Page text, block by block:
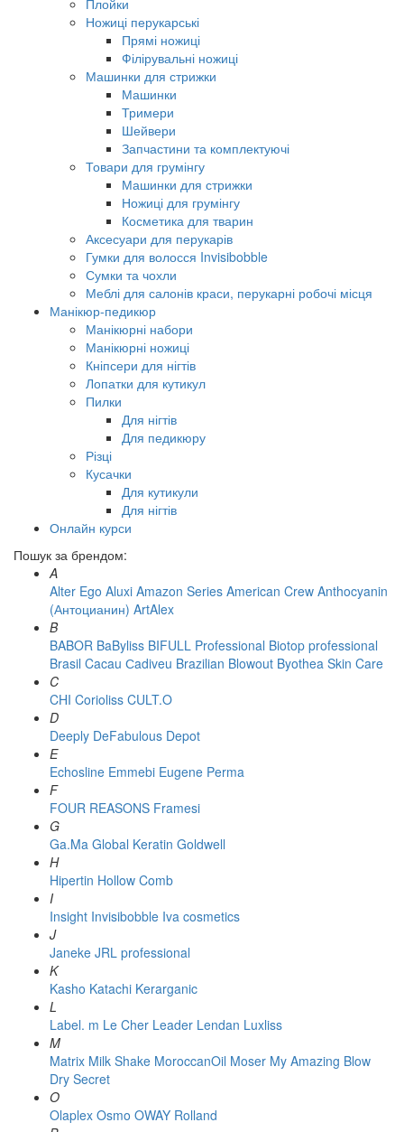
Плойки
Ножиці перукарські
Прямі ножиці
Філірувальні ножиці
Машинки для стрижки
Машинки
Тримери
Шейвери
Запчастини та комплектуючі
Товари для грумінгу
Машинки для стрижки
Ножиці для грумінгу
Косметика для тварин
Аксесуари для перукарів
Гумки для волосся Invisibobble
Сумки та чохли
Меблі для салонів краси, перукарні робочі місця
Манікюр-педикюр
Манікюрні набори
Манікюрні ножиці
Кніпсери для нігтів
Лопатки для кутикул
Пилки
Для нігтів
Для педикюру
Різці
Кусачки
Для кутикули
Для нігтів
Онлайн курси
Пошук за брендом:
A
Alter Ego Aluxi Amazon Series American Crew Anthocyanin
(Антоцианин) ArtAlex
B
BABOR BaByliss BIFULL Professional Biotop professional
Brasil Cacau Сadiveu Brazilian Blowout Byothea Skin Care
C
CHI Corioliss CULT.O
D
Deeply DeFabulous Depot
E
Echosline Emmebi Eugene Perma
F
FOUR REASONS Framesi
G
Ga.Ma Global Keratin Goldwell
H
Hipertin Hollow Comb
I
Insight Invisibobble Iva cosmetics
J
Janeke JRL professional
K
Kasho Katachi Kerarganic
L
Label. m Le Cher Leader Lendan Luxliss
M
Matrix Milk Shake MoroccanOil Moser My Amazing Blow
Dry Secret
O
Olaplex Osmo OWAY Rolland